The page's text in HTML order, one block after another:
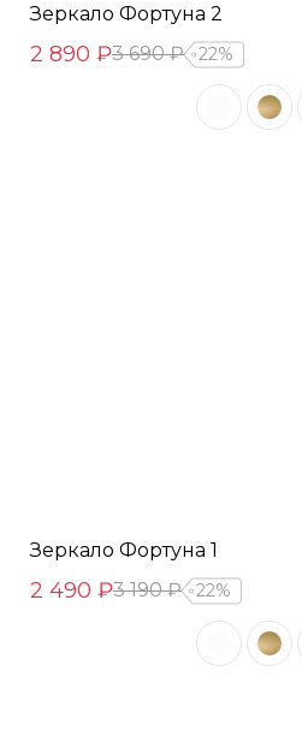
Зеркало Фортуна 2
2 890 ₽3 690 ₽ 22%
Зеркало Фортуна 1
2 490 ₽3 190 ₽ 22%